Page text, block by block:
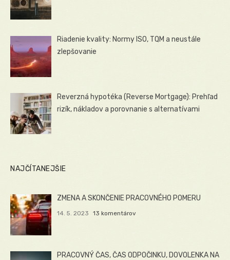
Riadenie kvality: Normy ISO, TQM a neustále
zlepšovanie
Reverzná hypotéka (Reverse Mortgage): Prehľad
rizík, nákladov a porovnanie s alternatívami
NAJČÍTANEJŠIE
ZMENA A SKONČENIE PRACOVNÉHO POMERU
14. 5. 2023 13 komentárov
PRACOVNÝ ČAS, ČAS ODPOČINKU, DOVOLENKA NA